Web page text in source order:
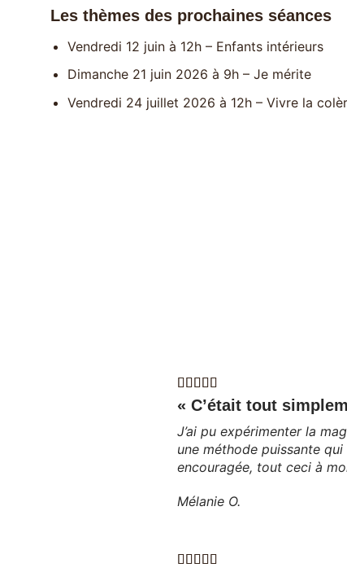
Les thèmes des prochaines séances
Vendredi 12 juin à 12h – Enfants intérieurs
Dimanche 21 juin 2026 à 9h – Je mérite
Vendredi 24 juillet 2026 à 12h – Vivre la
« C’était tout
J’ai pu expérimenter la
une méthode puissante
encouragée, tout ceci à
Mélanie O.